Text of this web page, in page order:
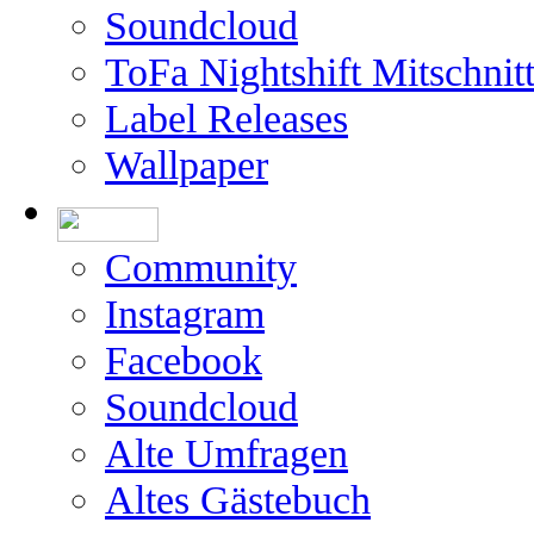
Soundcloud
ToFa Nightshift
Label Releases
Wallpaper
Community
Instagram
Facebook
Soundcloud
Alte Umfragen
Altes Gästebuch